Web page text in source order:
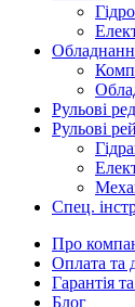
Рульові
Рульові
Спец.
Про
Оплата та
Гарантія
Блог